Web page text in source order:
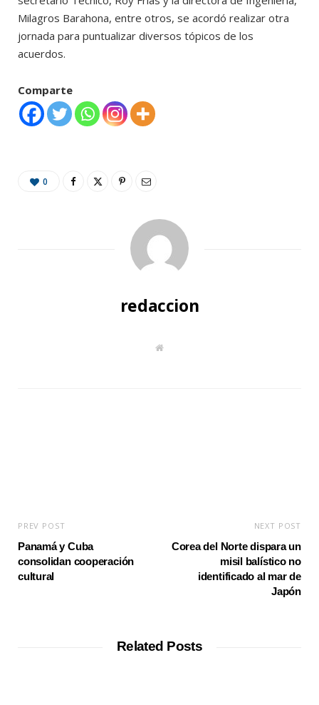
Milagros Barahona, entre otros, se acordó realizar otra
jornada para puntualizar diversos tópicos de los
acuerdos.
Comparte
0
redaccion
W
PREV POST
Panamá y Cuba
consolidan cooperación
cultural
NEXT POST
Corea del Norte dispara un
misil balístico no
identificado al mar de
Japón
Related Posts